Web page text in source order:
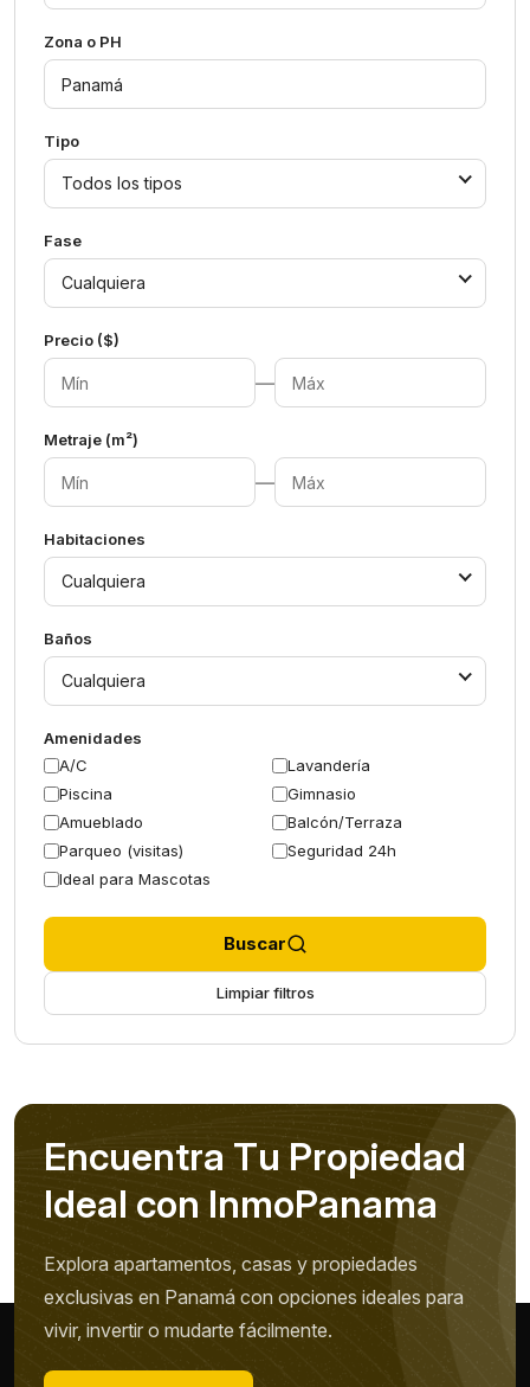
Zona o PH
Tipo
Todos los tipos
Fase
Cualquiera
Precio ($)
—
Metraje (m²)
—
Habitaciones
Cualquiera
Baños
Cualquiera
Amenidades
A/C
Lavandería
Piscina
Gimnasio
Amueblado
Balcón/Terraza
Parqueo (visitas)
Seguridad 24h
Ideal para Mascotas
Buscar
Limpiar filtros
Encuentra Tu Propiedad
Ideal con InmoPanama
Explora apartamentos, casas y propiedades
exclusivas en Panamá con opciones ideales para
vivir, invertir o mudarte fácilmente.